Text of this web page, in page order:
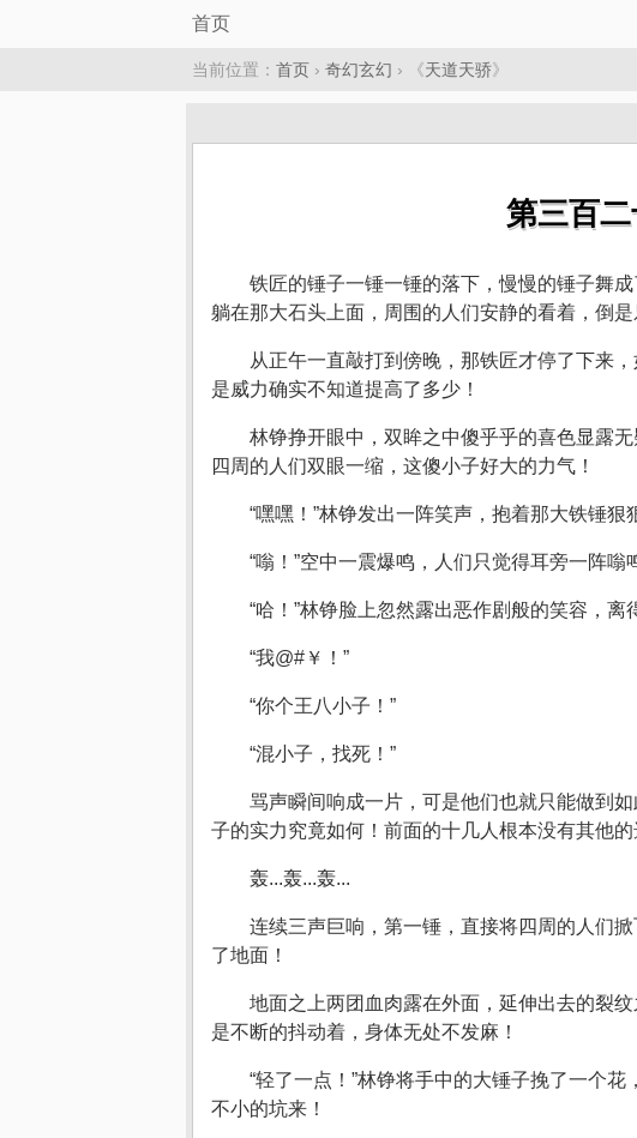
首页
当前位置： 首页 › 奇幻玄幻 › 《天道天骄》
第三百
铁匠的锤子一锤一锤的落下，慢慢的锤子舞
躺在那大石头上面，周围的人们安静的看着，倒
从正午一直敲打到傍晚，那铁匠才停了下来
是威力确实不知道提高了多少！
林铮挣开眼中，双眸之中傻乎乎的喜色显露
四周的人们双眼一缩，这傻小子好大的力气！
“嘿嘿！”林铮发出一阵笑声，抱着那大铁锤
“嗡！”空中一震爆鸣，人们只觉得耳旁一阵
“哈！”林铮脸上忽然露出恶作剧般的笑容，
“我@#￥！”
“你个王八小子！”
“混小子，找死！”
骂声瞬间响成一片，可是他们也就只能做到
子的实力究竟如何！前面的十几人根本没有其他
轰...轰...轰...
连续三声巨响，第一锤，直接将四周的人们
了地面！
地面之上两团血肉露在外面，延伸出去的裂
是不断的抖动着，身体无处不发麻！
“轻了一点！”林铮将手中的大锤子挽了一个
不小的坑来！